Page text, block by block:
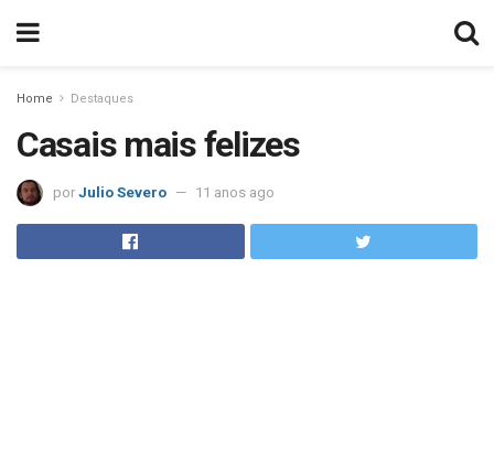
Home Destaques
Casais mais felizes
por Julio Severo 11 anos ago